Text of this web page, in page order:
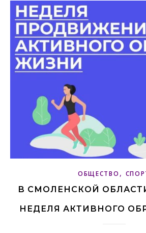
ОБЩЕСТВО ,
В СМОЛЕНСКОЙ
НЕДЕЛЯ АКТИВНОГО